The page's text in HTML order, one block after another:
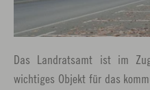
Das Landratsamt ist im
wichtiges Objekt für das